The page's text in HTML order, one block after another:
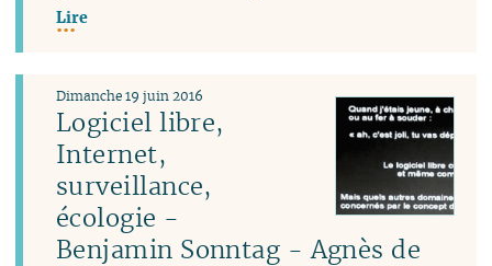
Lire
Logiciel libre,
Internet,
surveillance,
écologie -
Benjamin Sonntag - Agnès de
Dimanche 19 juin 2016